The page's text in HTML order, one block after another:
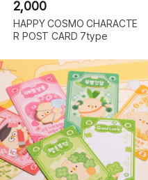
2,000
HAPPY COSMO CHARACTE
R POST CARD 7type